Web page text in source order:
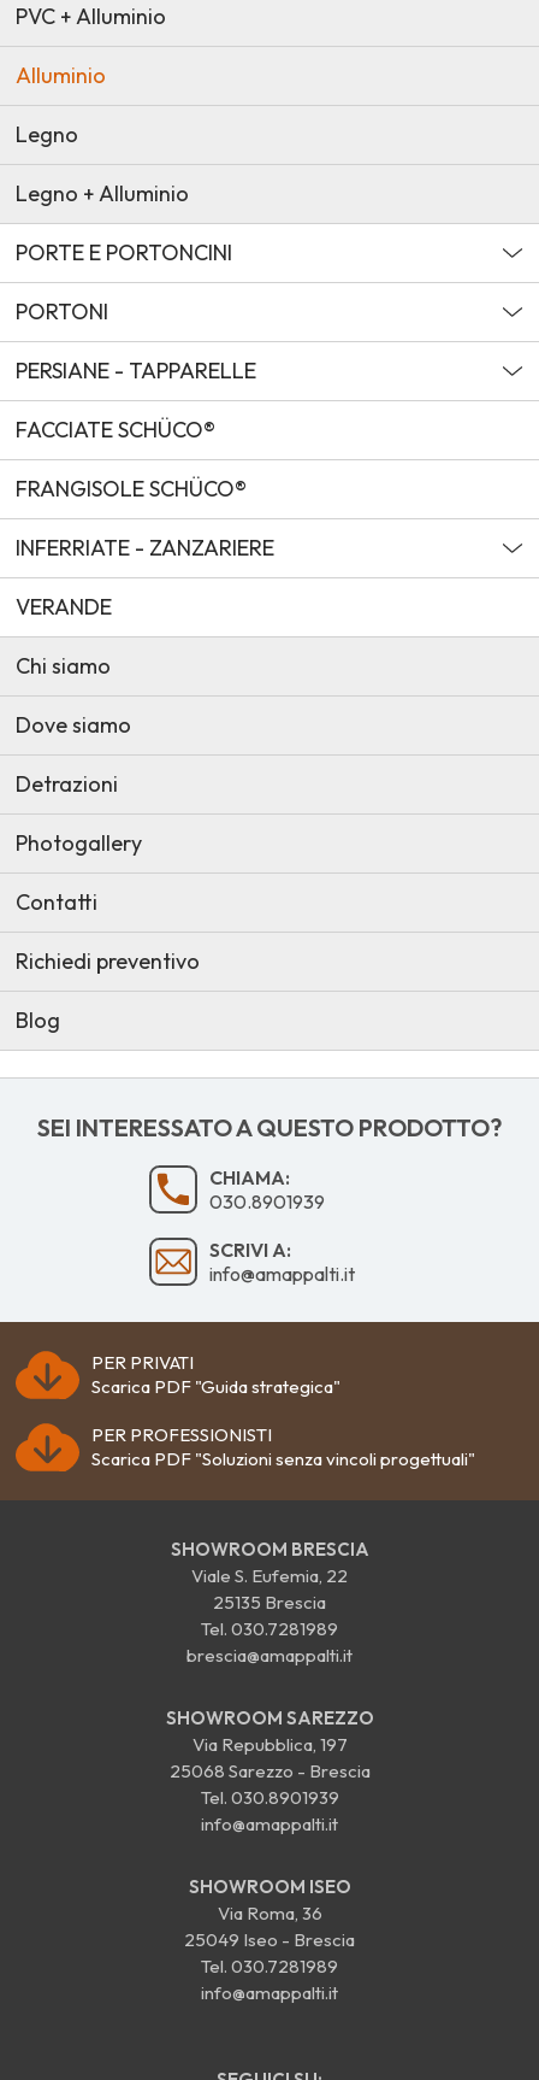
PVC + Alluminio
Alluminio
Legno
Legno + Alluminio
PORTE E PORTONCINI
PORTONI
PERSIANE - TAPPARELLE
FACCIATE SCHÜCO®
FRANGISOLE SCHÜCO®
INFERRIATE - ZANZARIERE
VERANDE
Chi siamo
Dove siamo
Detrazioni
Photogallery
Contatti
Richiedi preventivo
Blog
SEI INTERESSATO A QUESTO PRODOTTO?
CHIAMA:
030.8901939
SCRIVI A:
info@amappalti.it
PER PRIVATI
Scarica PDF "Guida strategica"
PER PROFESSIONISTI
Scarica PDF "Soluzioni senza vincoli progettuali"
SHOWROOM BRESCIA
Viale S. Eufemia, 22
25135 Brescia
Tel. 030.7281989
brescia@amappalti.it
SHOWROOM SAREZZO
Via Repubblica, 197
25068 Sarezzo - Brescia
Tel. 030.8901939
info@amappalti.it
SHOWROOM ISEO
Via Roma, 36
25049 Iseo - Brescia
Tel. 030.7281989
info@amappalti.it